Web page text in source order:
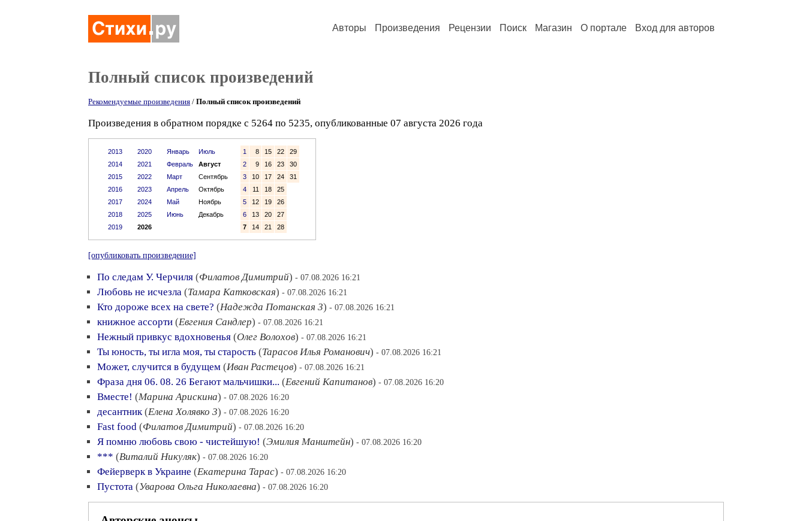
Авторы Произведения Рецензии Поиск Магазин О портале Вход для авторов
Полный список произведений
Рекомендуемые произведения / Полный список произведений
Произведения в обратном порядке с 5264 по 5235, опубликованные 07 августа 2026 года
2013
2014
2015
2016
2017
2018
2019
2020
2021
2022
2023
2024
2025
2026
Январь
Июль
Февраль
Август
Март
Сентябрь
Апрель
Октябрь
Май
Ноябрь
Июнь
Декабрь
1 8 15 22
29
2
9 16 23
30
3
10 17 24
31
4
11 18
25
5
12 19
26
6
13 20
27
7
14 21 28
[опубликовать произведение]
По следам У. Черчиля (Филатов Димитрий) - 07.08.2026 16:21
Любовь не исчезла (Тамара Катковская) - 07.08.2026 16:21
Кто дороже всех на свете? (Надежда Потанская 3) - 07.08.2026 16:21
книжное ассорти (Евгения Сандлер) - 07.08.2026 16:21
Нежный привкус вдохновенья (Олег Волохов) - 07.08.2026 16:21
Ты юность, ты игла моя, ты старость (Тарасов Илья Романович) - 07.08.2026 16:21
Может, случится в будущем (Иван Растецов) - 07.08.2026 16:21
Фраза дня 06. 08. 26 Бегают мальчишки... (Евгений Капитанов) - 07.08.2026 16:20
Вместе! (Марина Арискина) - 07.08.2026 16:20
десантник(Елена Холявко 3) - 07.08.2026 16:20
Fast food (Филатов Димитрий) - 07.08.2026 16:20
Я помню любовь свою - чистейшую! (Эмилия Манштейн) - 07.08.2026 16:20
*** (Виталий Никуляк) - 07.08.2026 16:20
Фейерверк в Украине (Екатерина Тарас) - 07.08.2026 16:20
Пустота (Уварова Ольга Николаевна) - 07.08.2026 16:20